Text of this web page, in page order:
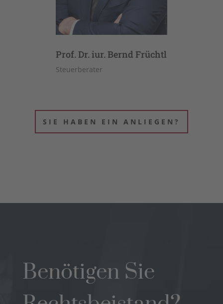
Prof. Dr. iur. Bernd Früchtl
Steuerberater
SIE HABEN EIN ANLIEGEN?
Benötigen Sie